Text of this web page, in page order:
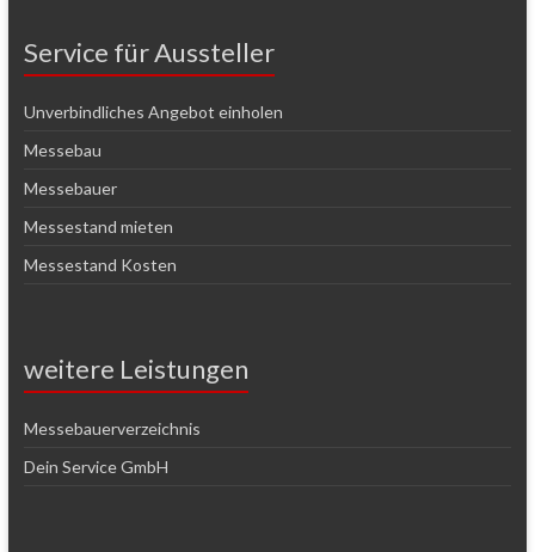
Service für Aussteller
Unverbindliches Angebot einholen
Messebau
Messebauer
Messestand mieten
Messestand Kosten
weitere Leistungen
Messebauerverzeichnis
Dein Service GmbH